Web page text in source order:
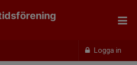
Logga in